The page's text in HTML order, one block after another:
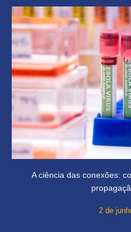
A ciência das conexões:
2 de